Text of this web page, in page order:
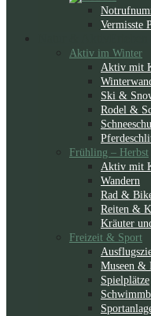
Vermisste
Aktiv im Winter
Aktiv mit
Ski &
Rodel &
Frühling – Herbst
Aktiv mit
Wandern
Rad &
Reiten &
Kräuter
Freizeit & Sport
Museen &
Spielplätze